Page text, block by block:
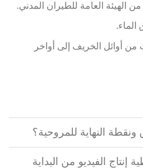
الهيئة العامة للطيران المدني.
من أوائل الخريف إلى أواخر
ونقطة النهاية للمروحية؟
الفيديو من البداية